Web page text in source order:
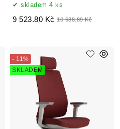
skladem 4 ks
9 523.80 Kč 10 688.89 Kč
- 11%
SKLADEM